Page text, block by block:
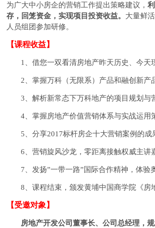
为广大中小房企的营销工作提出策略建议，
存，回笼资金，实现项目投资收益。 大量鲜
人员组团参加研修。
【课程收益】
1 、借您一双看清房地产昨天历史、今
2 、掌握万科（无限系）产品和融创新
3 、解析新常态下万科地产的项目规划
4 、掌握房地产价值营销体系与实战运用
5 、分享2017标杆房企十大营销案例的
6 、营销旋风沙龙，零距离接触权威主
7 、发扬”一带一路”国际合作精神，体验
8 、课程结束，颁发黄埔中国商学院《
【受邀对象】
房地产开发公司董事长、公司总经理，